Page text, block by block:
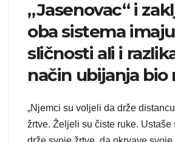
„Jasenovac“ i
oba sistema
sličnosti ali i
način ubijanja bio
„Njemci su voljeli da drže
žrtve. Željeli su čiste ruke. Ustaše